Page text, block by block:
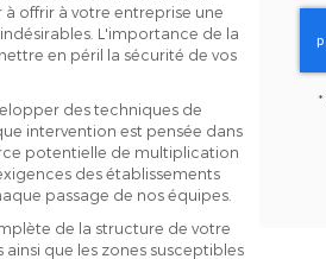
offrir à votre entreprise une
L'importance de la
en péril la sécurité de vos
des techniques de
intervention est pensée dans
potentielle de multiplication
des établissements
passage de nos équipes.
de la structure de votre
que les zones susceptibles
*